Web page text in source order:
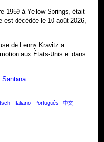
1959 à Yellow Springs, était
est décédée le 10 août 2026,
de Lenny Kravitz a
aux États-Unis et dans
Santana.
Italiano Português 中文